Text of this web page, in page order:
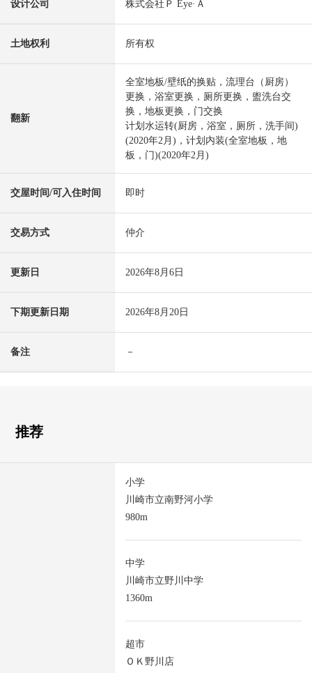
设计公司 株式会社Ｐ Eye·Ａ
土地权利 所有权
翻新
全室地板/壁纸的换贴，流理台（厨房）
更换，浴室更换，厕所更换，盥洗台交
换，地板更换，门交换
计划水运转(厨房，浴室，厕所，洗手间)
(2020年2月)，计划内装(全室地板，地
板，门)(2020年2月)
交屋时间/可入住时间 即时
交易方式 仲介
更新日 2026年8月6日
下期更新日期 2026年8月20日
备注 －
推荐
小学
川崎市立南野河小学
980m
中学
川崎市立野川中学
1360m
超市
ＯＫ野川店